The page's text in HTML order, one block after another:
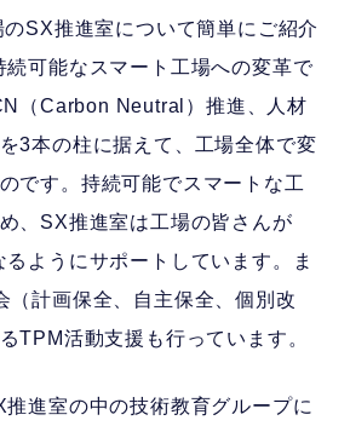
のSX推進室について簡単にご紹介
続可能なスマート工場への変革で
（Carbon Neutral）推進、人材
3本の柱に据えて、工場全体で変
です。持続可能でスマートな工
、SX推進室は工場の皆さんが
ようにサポートしています。ま
（計画保全、自主保全、個別改
TPM活動支援も行っています。
進室の中の技術教育グループに